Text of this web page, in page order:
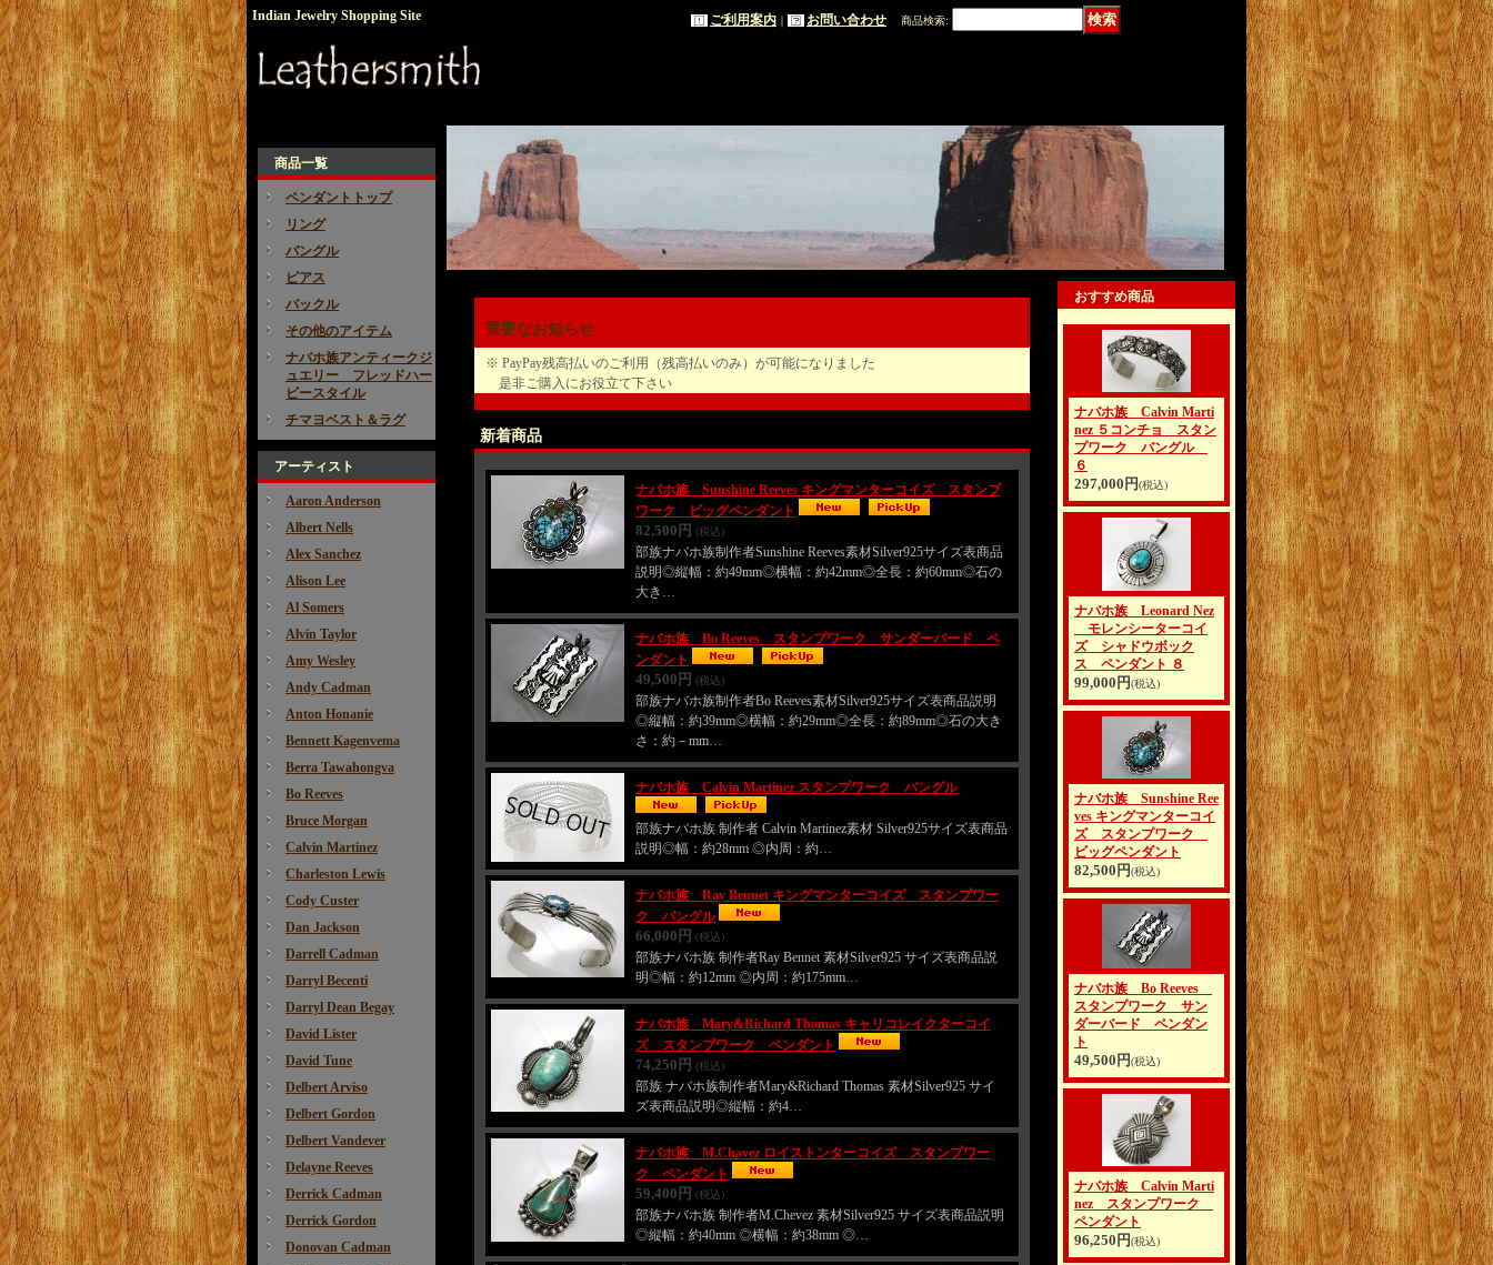
Indian Jewelry Shopping Site ご利用案内 ｜ お問い合わせ 商品検索:
商品一覧
ペンダントトップ
リング
バングル
ピアス
バックル
その他のアイテム
ナバホ族アンティークジ
ュエリー フレッドハー
ビースタイル
チマヨベスト＆ラグ
アーティスト
Aaron Anderson
Albert Nells
Alex Sanchez
Alison Lee
Al Somers
Alvin Taylor
Amy Wesley
Andy Cadman
Anton Honanie
Bennett Kagenvema
Berra Tawahongva
Bo Reeves
Bruce Morgan
Calvin Martinez
Charleston Lewis
Cody Custer
Dan Jackson
Darrell Cadman
Darryl Becenti
Darryl Dean Begay
David Lister
David Tune
Delbert Arviso
Delbert Gordon
Delbert Vandever
Delayne Reeves
Derrick Cadman
Derrick Gordon
Donovan Cadman
重要なお知らせ
※ PayPay残高払いのご利用（残高払いのみ）が可能になりました
是非ご購入にお役立て下さい
新着商品
ナバホ族 Sunshine Reeves キングマンターコイズ スタンプ
ワーク ビッグペンダント
82,500円 (税込)
部族ナバホ族制作者Sunshine Reeves素材Silver925サイズ表商品
説明◎縦幅：約49mm◎横幅：約42mm◎全長：約60mm◎石の
大き…
ナバホ族 Bo Reeves スタンプワーク サンダーバード ペ
ンダント
49,500円 (税込)
部族ナバホ族制作者Bo Reeves素材Silver925サイズ表商品説明
◎縦幅：約39mm◎横幅：約29mm◎全長：約89mm◎石の大き
さ：約－mm…
ナバホ族 Calvin Martinez スタンプワーク バングル
部族ナバホ族 制作者 Calvin Martinez素材 Silver925サイズ表商品
説明◎幅：約28mm ◎内周：約…
ナバホ族 Ray Bennet キングマンターコイズ スタンプワー
ク バングル
66,000円 (税込)
部族ナバホ族 制作者Ray Bennet 素材Silver925 サイズ表商品説
明◎幅：約12mm ◎内周：約175mm…
ナバホ族 Mary&Richard Thomas キャリコレイクターコイ
ズ スタンプワーク ペンダント
74,250円 (税込)
部族 ナバホ族制作者Mary&Richard Thomas 素材Silver925 サイ
ズ表商品説明◎縦幅：約4…
ナバホ族 M.Chavez ロイストンターコイズ スタンプワー
ク ペンダント
59,400円 (税込)
部族ナバホ族 制作者M.Chevez 素材Silver925 サイズ表商品説明
◎縦幅：約40mm ◎横幅：約38mm ◎…
おすすめ商品
ナバホ族 Calvin Marti
nez ５コンチョ スタン
プワーク バングル
６
297,000円(税込)
ナバホ族 Leonard Nez
モレンシーターコイ
ズ シャドウボック
ス ペンダント ８
99,000円(税込)
ナバホ族 Sunshine Ree
ves キングマンターコイ
ズ スタンプワーク
ビッグペンダント
82,500円(税込)
ナバホ族 Bo Reeves
スタンプワーク サン
ダーバード ペンダン
ト
49,500円(税込)
ナバホ族 Calvin Marti
nez スタンプワーク
ペンダント
96,250円(税込)